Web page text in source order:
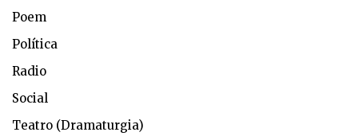
Poem
Política
Radio
Social
Teatro (Dramaturgia)